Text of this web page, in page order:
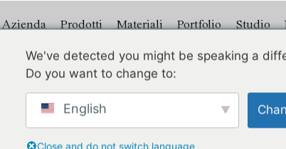
Azienda Prodotti Materiali Portfolio Studio
Brera25
We've detected you might be speaking a
Do you want to change to:
English
Close and do not switch language